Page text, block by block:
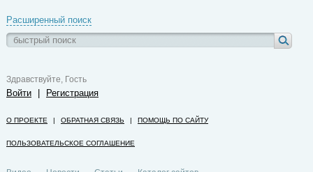
Расширенный поиск
Здравствуйте, Гость
Войти | Регистрация
О ПРОЕКТЕ | ОБРАТНАЯ СВЯЗЬ | ПОМОЩЬ ПО САЙТУ
ПОЛЬЗОВАТЕЛЬСКОЕ СОГЛАШЕНИЕ